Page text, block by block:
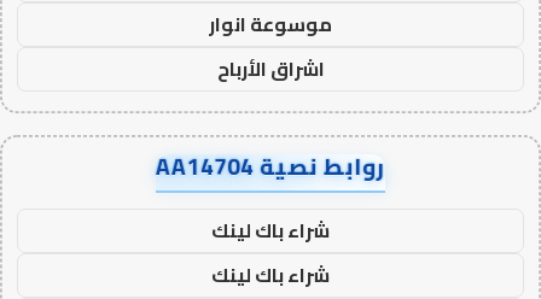
موسوعة انوار
اشراق الأرباح
روابط نصية AA14704
شراء باك لينك
شراء باك لينك